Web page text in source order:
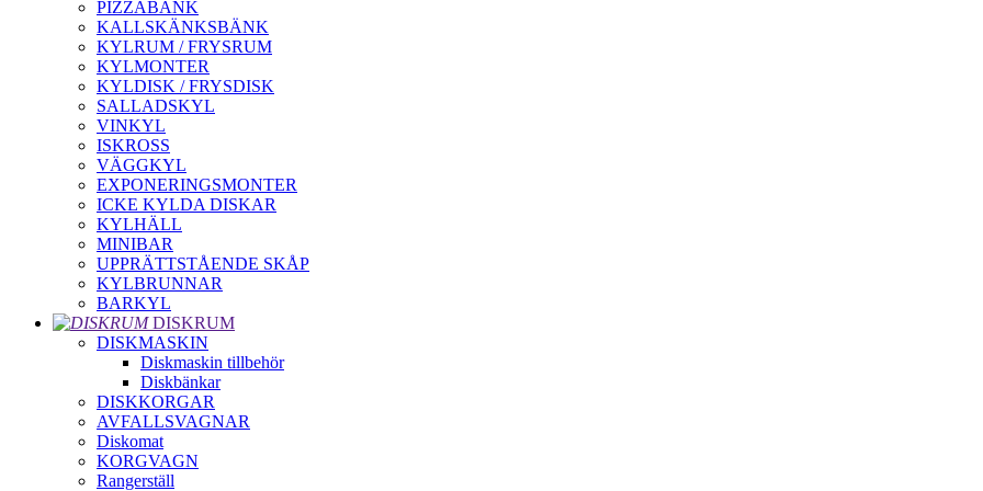
PIZZABÄNK
KALLSKÄNKSBÄNK
KYLRUM / FRYSRUM
KYLMONTER
KYLDISK / FRYSDISK
SALLADSKYL
VINKYL
ISKROSS
VÄGGKYL
EXPONERINGSMONTER
ICKE KYLDA DISKAR
KYLHÄLL
MINIBAR
UPPRÄTTSTÅENDE SKÅP
KYLBRUNNAR
BARKYL
DISKRUM
DISKMASKIN
Diskmaskin tillbehör
Diskbänkar
DISKKORGAR
AVFALLSVAGNAR
Diskomat
KORGVAGN
Rangerställ